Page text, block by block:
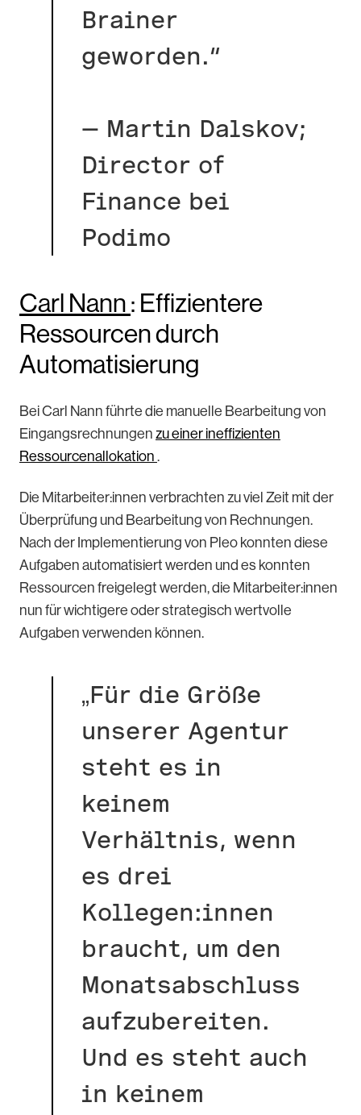
Brainer
geworden.“
— Martin Dalskov;
Director of
Finance bei
Podimo
Carl Nann: Effizientere
Ressourcen durch
Automatisierung
Bei Carl Nann führte die manuelle Bearbeitung von
Eingangsrechnungen zu einer ineffizienten
Ressourcenallokation .
Die Mitarbeiter:innen verbrachten zu viel Zeit mit der
Überprüfung und Bearbeitung von Rechnungen.
Nach der Implementierung von Pleo konnten diese
Aufgaben automatisiert werden und es konnten
Ressourcen freigelegt werden, die Mitarbeiter:innen
nun für wichtigere oder strategisch wertvolle
Aufgaben verwenden können.
„Für die Größe
unserer Agentur
steht es in
keinem
Verhältnis, wenn
es drei
Kollegen:innen
braucht, um den
Monatsabschluss
aufzubereiten.
Und es steht auch
in keinem